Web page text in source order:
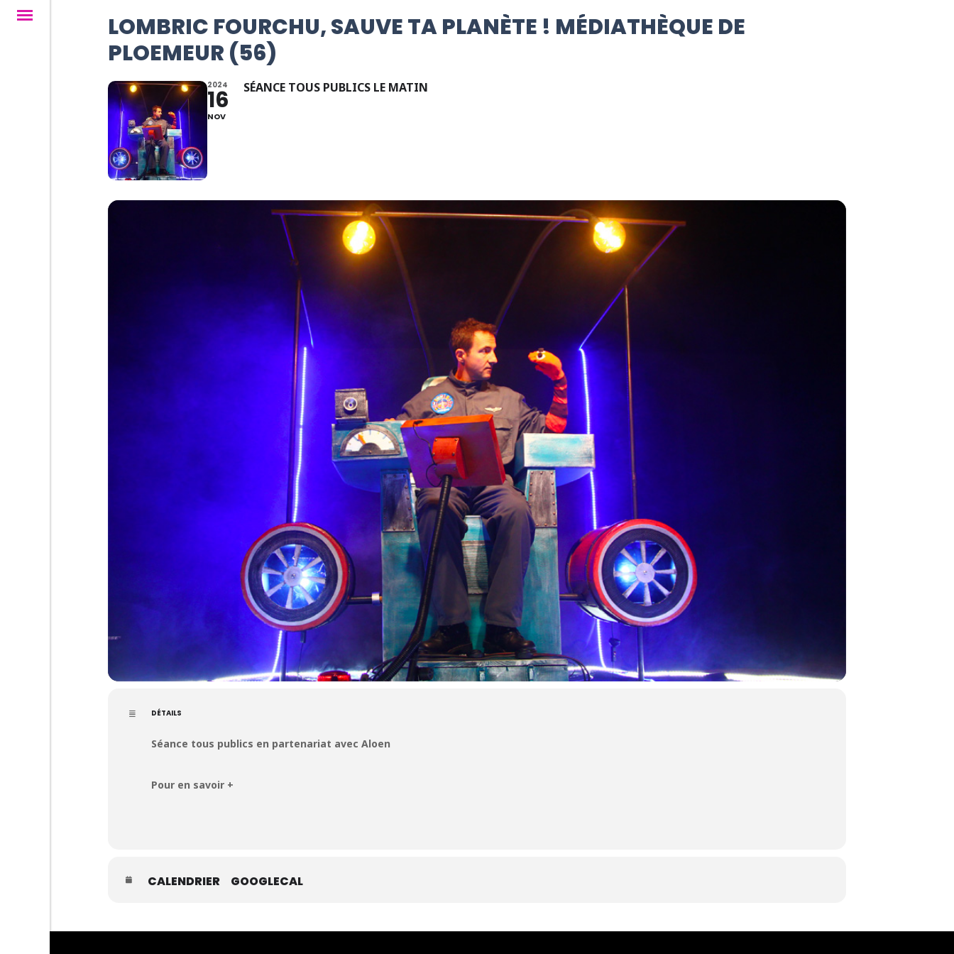
LOMBRIC FOURCHU, SAUVE TA PLANÈTE ! MÉDIATHÈQUE DE
PLOEMEUR (56)
2024
16
NOV
SÉANCE TOUS PUBLICS LE MATIN
DÉTAILS
Séance tous publics en partenariat avec Aloen
Pour en savoir +
CALENDRIER GOOGLECAL